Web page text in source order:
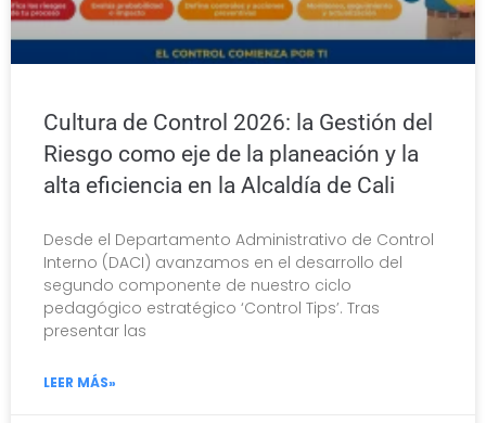
Cultura de Control 2026: la Gestión del
Riesgo como eje de la planeación y la
alta eficiencia en la Alcaldía de Cali
Desde el Departamento Administrativo de Control
Interno (DACI) avanzamos en el desarrollo del
segundo componente de nuestro ciclo
pedagógico estratégico ‘Control Tips’. Tras
presentar las
LEER MÁS»